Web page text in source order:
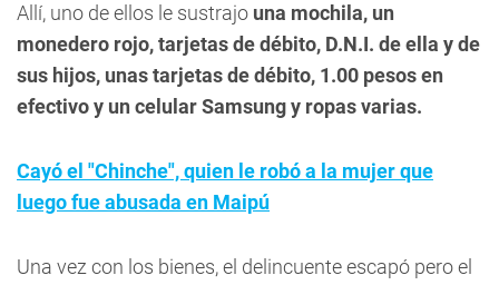
Allí, uno de ellos le sustrajo una mochila, un
monedero rojo, tarjetas de débito, D.N.I. de ella y de
sus hijos, unas tarjetas de débito, 1.00 pesos en
efectivo y un celular Samsung y ropas varias.
Cayó el "Chinche", quien le robó a la mujer que
luego fue abusada en Maipú
Una vez con los bienes, el delincuente escapó pero el